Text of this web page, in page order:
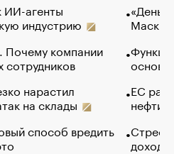
ИИ-агенты
индустрию
Почему компании
сотрудников
нарастил
на склады
способ вредить
Маск в
основ
ЕС
нефти